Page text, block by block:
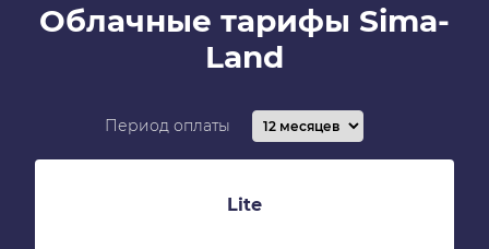
Облачные тарифы Sima-
Land
Период оплаты
Lite